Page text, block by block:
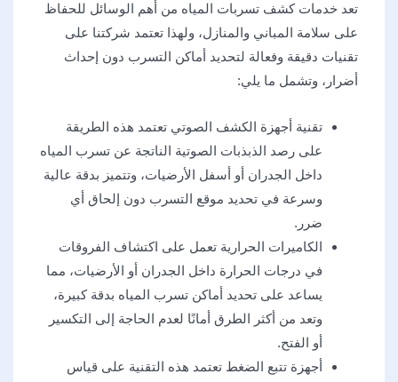
تعد خدمات كشف تسربات المياه من أهم الوسائل للحفاظ
على سلامة المباني والمنازل، ولهذا تعتمد شركتنا على
تقنيات دقيقة وفعالة لتحديد أماكن التسرب دون إحداث
أضرار، وتشمل ما يلي:
تقنية أجهزة الكشف الصوتي تعتمد هذه الطريقة
على رصد الذبذبات الصوتية الناتجة عن تسرب المياه
داخل الجدران أو أسفل الأرضيات، وتتميز بدقة عالية
وسرعة في تحديد موقع التسرب دون إلحاق أي
ضرر.
الكاميرات الحرارية تعمل على اكتشاف الفروقات
في درجات الحرارة داخل الجدران أو الأرضيات، مما
يساعد على تحديد أماكن تسرب المياه بدقة كبيرة،
وتعد من أكثر الطرق أمانًا لعدم الحاجة إلى التكسير
أو الفتح.
أجهزة تتبع الضغط تعتمد هذه التقنية على قياس